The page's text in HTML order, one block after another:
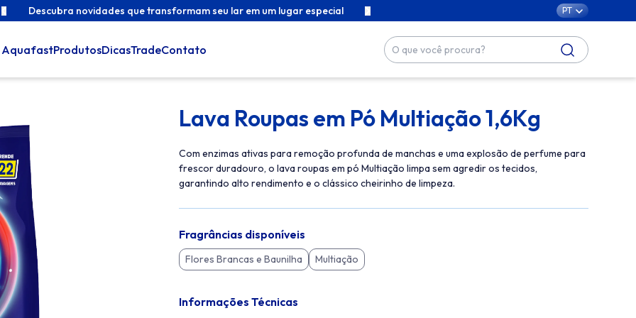
Descubra novidades que transformam seu lar em um lugar especial Conteúdos exclusivos para cuidar da sua família com
PT
AquafastProdutosDicasTradeContato
Lava Roupas em Pó Multiação 1,6Kg
Com enzimas ativas para remoção profunda de manchas e uma explosão de perfume para
frescor duradouro, o lava roupas em pó Multiação limpa sem agredir os tecidos,
garantindo alto rendimento e o clássico cheirinho de limpeza.
Fragrâncias disponíveis
Flores Brancas e Baunilha Multiação
Informações Técnicas